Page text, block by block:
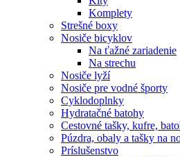
Komplety
Strešné boxy
Nosiče bicyklov
Na ťažné zariadenie
Na strechu
Nosiče lyží
Nosiče pre vodné športy
Cyklodoplnky
Hydratačné batohy
Cestovné tašky, kufre,
Púzdra, obaly a tašky na
Príslušenstvo